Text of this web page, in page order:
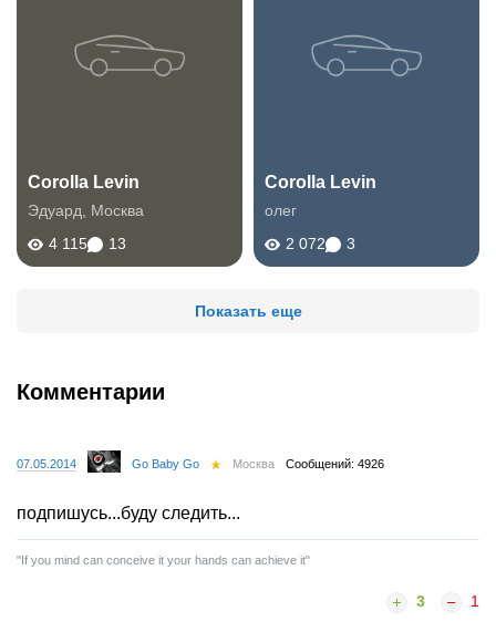
Corolla Levin
Эдуард
Москва
4 115
13
Corolla Levin
олег
2 072
3
Показать еще
Комментарии
07.05.2014 Go Baby Go Москва Сообщений: 4926
подпишусь...буду следить...
"If you mind can conceive it your hands can achieve it"
3 1